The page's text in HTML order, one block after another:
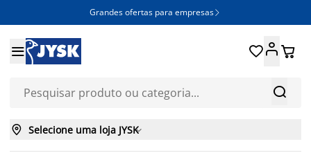
Grandes ofertas para empresas 


 
 Selecione uma loja JYSK